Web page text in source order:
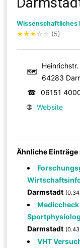
Wissenschaftliches
★★★ ☆ ☆ (5)
🗺
64283
☎
06151
🌐 Website
Ähnliche Einträge
Darmstadt
Darmstadt
VHT